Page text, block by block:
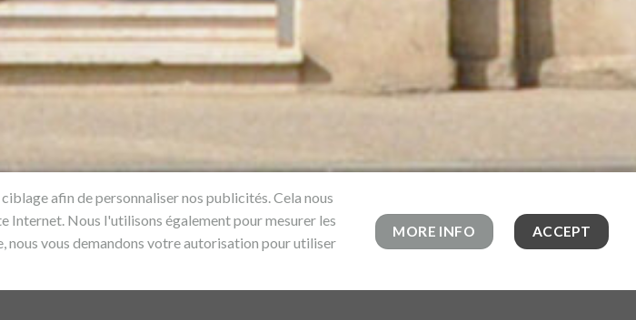
afin de personnaliser nos publicités. Cela nous
Internet. Nous l'utilisons également pour mesurer les
nous vous demandons votre autorisation pour utiliser
MORE INFO ACCEPT